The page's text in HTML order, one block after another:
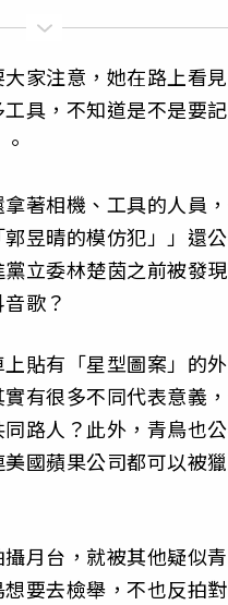
家注意，她在路上看
具，不知道是不是要
著相機、工具的人員
昱晴的模仿犯」」還
立委林楚茵之前被發
歌？
貼有「星型圖案」的
有很多不同代表意義
路人？此外，青鳥也
國蘋果公司都可以被
月台，就被其他疑似
要去檢舉，不也反拍